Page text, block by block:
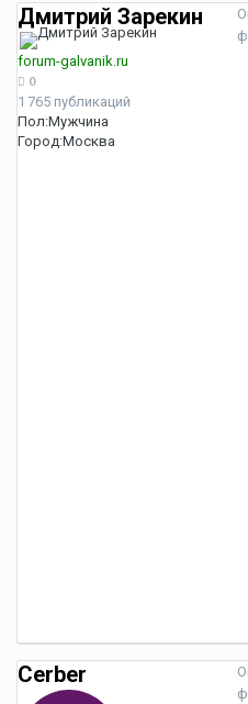
Дмитрий Зарекин
forum-galvanik.ru
0
1 765 публикаций
Пол:Мужчина
Город:Москва
Cerber